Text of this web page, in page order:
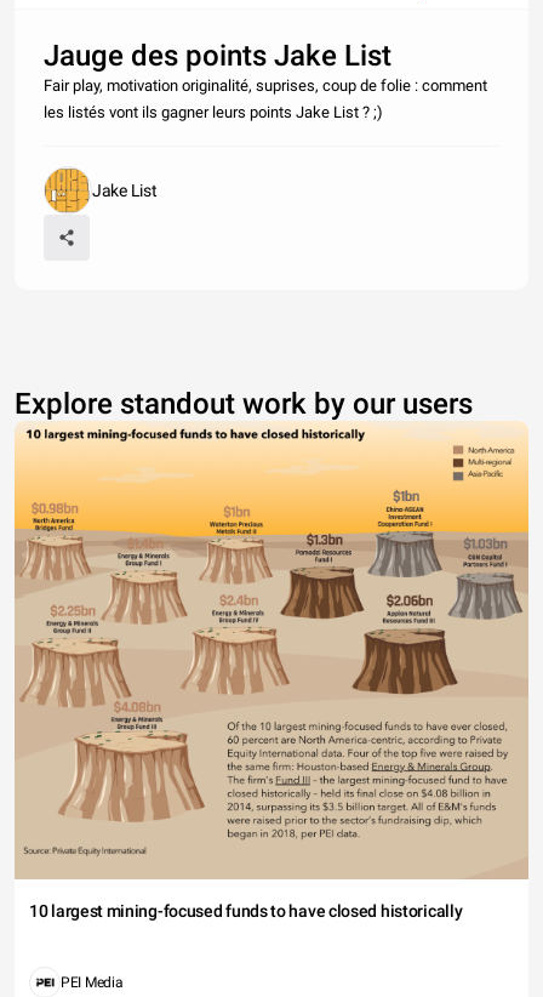
Jauge des points Jake List
Fair play, motivation originalité, suprises, coup de folie : comment
les listés vont ils gagner leurs points Jake List ? ;)
Jake List
Explore standout work by our users
10 largest mining-focused funds to have closed historically
PEI Media